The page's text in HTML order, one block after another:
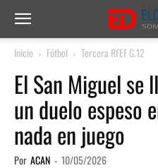
Inicio Fútbol Tercera RFEF G.12
El San Miguel se
un duelo espeso
nada en juego
Por ACAN - 10/05/2026